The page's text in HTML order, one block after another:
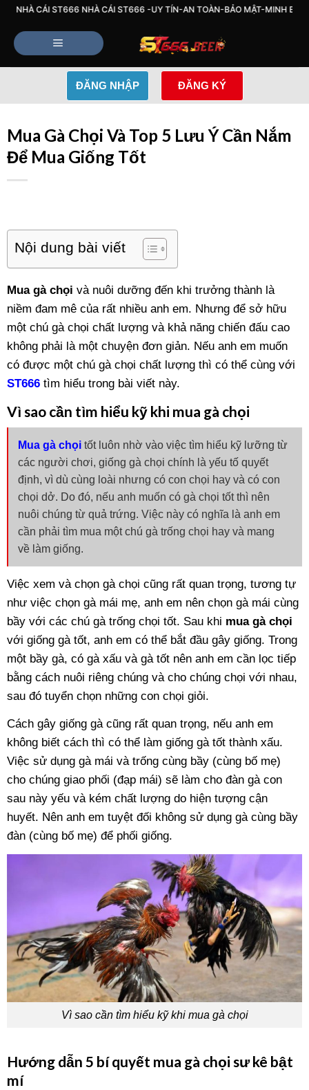
dung
ST666 NHÀ CÁI ST666 -UY TÍN-AN TOÀN-BẢO MẬT-MINH BẠCH-NẠP
ĐĂNG NHẬP ĐĂNG KÝ
Mua Gà Chọi Và Top 5 Lưu Ý Cần Nắm
Để Mua Giống Tốt
Nội dung bài viết
Mua gà chọi và nuôi dưỡng đến khi trưởng thành là
niềm đam mê của rất nhiều anh em. Nhưng để sở hữu
một chú gà chọi chất lượng và khả năng chiến đấu cao
không phải là một chuyện đơn giản. Nếu anh em muốn
có được một chú gà chọi chất lượng thì có thể cùng với
ST666 tìm hiểu trong bài viết này.
Vì sao cần tìm hiểu kỹ khi mua gà chọi
Mua gà chọitốt luôn nhờ vào việc tìm hiểu kỹ lưỡng từ
các người chơi, giống gà chọi chính là yếu tố quyết
định, vì dù cùng loài nhưng có con chọi hay và có con
chọi dở. Do đó, nếu anh muốn có gà chọi tốt thì nên
nuôi chúng từ quả trứng. Việc này có nghĩa là anh em
cần phải tìm mua một chú gà trống chọi hay và mang
về làm giống.
Việc xem và chọn gà chọi cũng rất quan trọng, tương tự
như việc chọn gà mái mẹ, anh em nên chọn gà mái cùng
bầy với các chú gà trống chọi tốt. Sau khi mua gà chọi
với giống gà tốt, anh em có thể bắt đầu gây giống. Trong
một bầy gà, có gà xấu và gà tốt nên anh em cần lọc tiếp
bằng cách nuôi riêng chúng và cho chúng chọi với nhau,
sau đó tuyển chọn những con chọi giỏi.
Cách gây giống gà cũng rất quan trọng, nếu anh em
không biết cách thì có thể làm giống gà tốt thành xấu.
Việc sử dụng gà mái và trống cùng bầy (cùng bố mẹ)
cho chúng giao phối (đạp mái) sẽ làm cho đàn gà con
sau này yếu và kém chất lượng do hiện tượng cận
huyết. Nên anh em tuyệt đối không sử dụng gà cùng bầy
đàn (cùng bố mẹ) để phối giống.
Vì sao cần tìm hiểu kỹ khi mua gà chọi
Hướng dẫn 5 bí quyết mua gà chọi sư kê bật
mí